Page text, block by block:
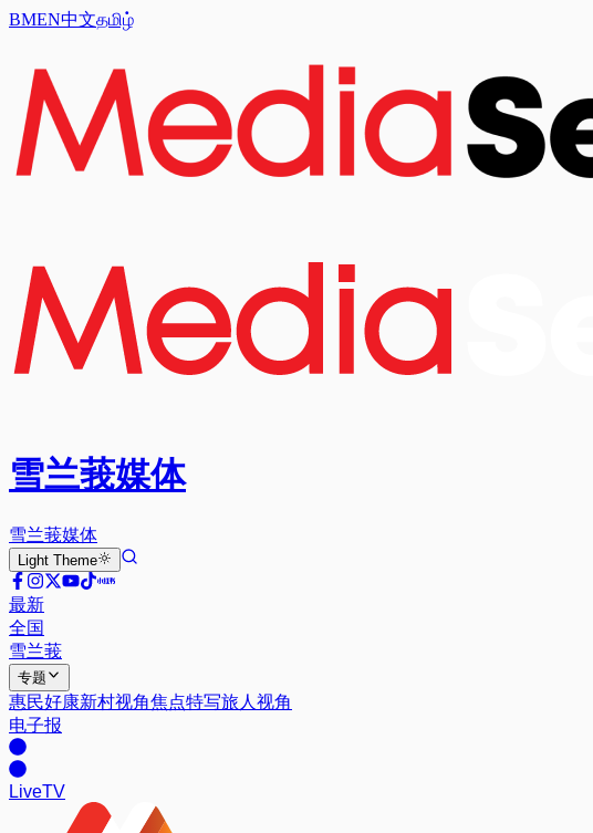
BMEN中文தமிழ்
雪兰莪媒体
雪兰莪媒体
Light Theme
最新
全国
雪兰莪
专题
惠民好康新村视角焦点特写旅人视角
电子报
LiveTV